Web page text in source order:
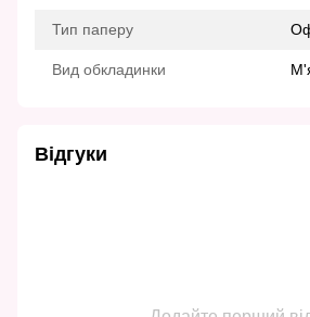
Тип паперу
Вид обкладинки
Відгуки